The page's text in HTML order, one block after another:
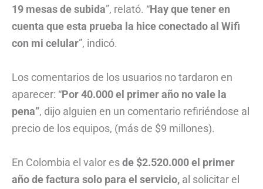
19 mesas de subida”, relató. “Hay que tener en
cuenta que esta prueba la hice conectado al Wifi
con mi celular”, indicó.
Los comentarios de los usuarios no tardaron en
aparecer: “Por 40.000 el primer año no vale la
pena”, dijo alguien en un comentario refiriéndose al
precio de los equipos, (más de $9 millones).
En Colombia el valor esde $2.520.000 el primer
año de factura solo para el servicio, al solicitar el